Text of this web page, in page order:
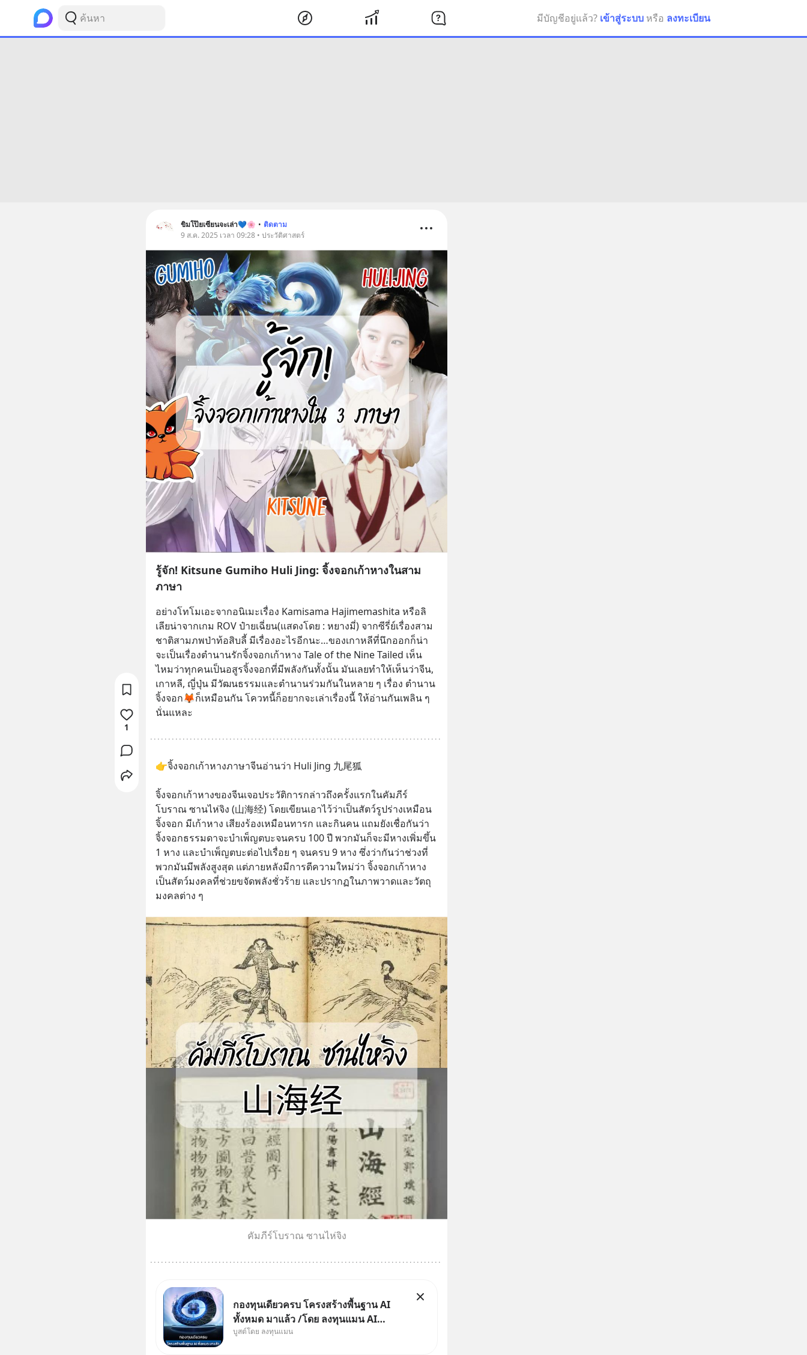
มีบัญชีอยู่แล้ว? เข้าสู่ระบบ หรือ ลงทะเบียน
ขิมโป๊ยเซียนจะเล่า💙🌸 • ติดตาม
9 ส.ค. 2025 เวลา 09:28 • ประวัติศาสตร์
รู้จัก! Kitsune Gumiho Huli Jing: จิ้งจอกเก้าหางในสาม
ภาษา
อย่างโทโมเอะจากอนิเมะเรื่อง Kamisama Hajimemashita หรือลิ
เลียน่าจากเกม ROV ป๋ายเฉี่ยน(แสดงโดย : หยางมี่) จากซีรี่ย์เรื่องสาม
ชาติสามภพป่าท้อสิบลี้ มีเรื่องอะไรอีกนะ…ของเกาหลีที่นึกออกก็น่า
จะเป็นเรื่องตำนานรักจิ้งจอกเก้าหาง Tale of the Nine Tailed เห็น
ไหมว่าทุกคนเป็นอสูรจิ้งจอกที่มีพลังกันทั้งนั้น มันเลยทำให้เห็นว่าจีน,
เกาหลี, ญี่ปุ่น มีวัฒนธรรมและตำนานร่วมกันในหลาย ๆ เรื่อง ตำนาน
จิ้งจอก🦊ก็เหมือนกัน โควทนี้ก็อยากจะเล่าเรื่องนี้ ให้อ่านกันเพลิน ๆ
นั่นแหละ
👉จิ้งจอกเก้าหางภาษาจีนอ่านว่า Huli Jing 九尾狐
จิ้งจอกเก้าหางของจีนเจอประวัติการกล่าวถึงครั้งแรกในคัมภีร์
โบราณ ซานไห่จิง (山海经) โดยเขียนเอาไว้ว่าเป็นสัตว์รูปร่างเหมือน
จิ้งจอก มีเก้าหาง เสียงร้องเหมือนทารก และกินคน แถมยังเชื่อกันว่า
จิ้งจอกธรรมดาจะบำเพ็ญตบะจนครบ 100 ปี พวกมันก็จะมีหางเพิ่มขึ้น
1 หาง และบำเพ็ญตบะต่อไปเรื่อย ๆ จนครบ 9 หาง ซึ่งว่ากันว่าช่วงที่
พวกมันมีพลังสูงสุด แต่ภายหลังมีการตีความใหม่ว่า จิ้งจอกเก้าหาง
เป็นสัตว์มงคลที่ช่วยขจัดพลังชั่วร้าย และปรากฏในภาพวาดและวัตถุ
มงคลต่าง ๆ
คัมภีร์โบราณ ซานไห่จิง
กองทุนเดียวครบ โครงสร้างพื้นฐาน AI
ทั้งหมด มาแล้ว /โดย ลงทุนแมน AI
Supercycle คือช่วงเวลาที่เทคโนโลยี
บูสต์โดย ลงทุนแมน
1